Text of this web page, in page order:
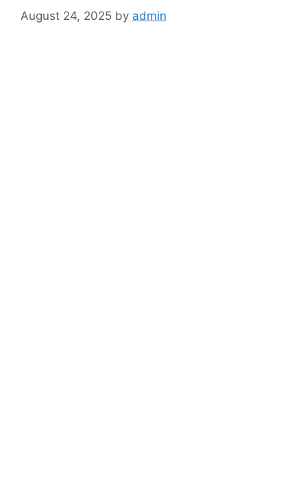
August 24, 2025 by admin